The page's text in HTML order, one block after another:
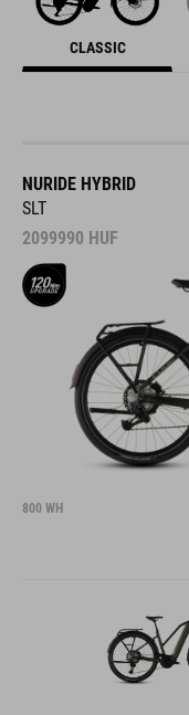
CLASSIC
NURIDE HYBRID
SLT
2099990 HUF
800 WH